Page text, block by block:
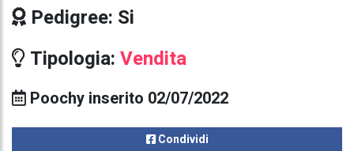
Pedigree: Si
Tipologia: Vendita
Poochy inserito 02/07/2022
Condividi